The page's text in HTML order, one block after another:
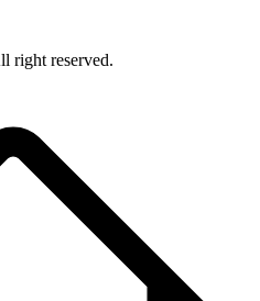
right reserved.